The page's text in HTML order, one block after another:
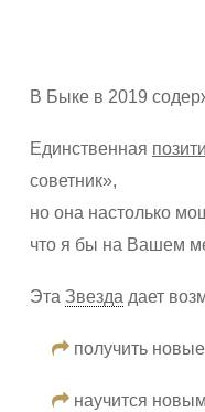
В Быке в 2019
Единственная
советник»,
но она настолько
что я бы на Вашем
Эта Звезда дает
получить
научится